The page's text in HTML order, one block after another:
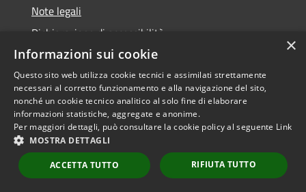
Note legali
Dichiarazione di accessibilità
RSS
Accessibilità
Privacy
Cookie
Mappa del sito
Copyright © 2026 • Comune di
Scarperia e San Piero •
Powered byMunicipium
Accesso redazione
×
Informazioni sui cookie
Questo sito web utilizza cookie tecnici e assimilati strettamente
necessari al corretto funzionamento e alla navigazione del sito,
nonché un cookie tecnico analitico al solo fine di elaborare
informazioni statistiche, aggregate e anonime.
Per maggiori dettagli, può consultare la cookie policy al seguente Link
MOSTRA DETTAGLI
ACCETTA TUTTO RIFIUTA TUTTO